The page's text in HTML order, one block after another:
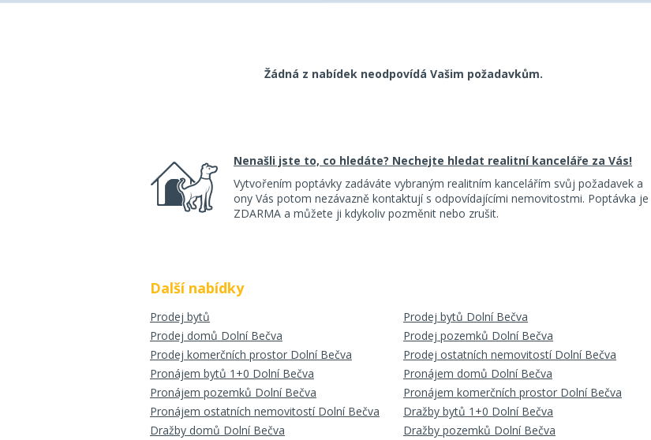
Žádná z nabídek neodpovídá Vašim požadavkům.
Nenašli jste to, co hledáte? Nechejte hledat realitní kanceláře za Vás!
Vytvořením poptávky zadáváte vybraným realitním kancelářím svůj požadavek a
ony Vás potom nezávazně kontaktují s odpovídajícími nemovitostmi. Poptávka je
ZDARMA a můžete ji kdykoliv pozměnit nebo zrušit.
Další nabídky
Prodej bytů
Prodej bytů Dolní Bečva
Prodej domů Dolní Bečva
Prodej pozemků Dolní Bečva
Prodej komerčních prostor Dolní Bečva
Prodej ostatních nemovitostí Dolní Bečva
Pronájem bytů 1+0 Dolní Bečva
Pronájem domů Dolní Bečva
Pronájem pozemků Dolní Bečva
Pronájem komerčních prostor Dolní Bečva
Pronájem ostatních nemovitostí Dolní Bečva
Dražby bytů 1+0 Dolní Bečva
Dražby domů Dolní Bečva
Dražby pozemků Dolní Bečva